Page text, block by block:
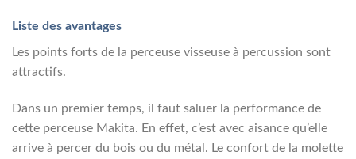
Liste des avantages
Les points forts de la perceuse visseuse à percussion sont
attractifs.
Dans un premier temps, il faut saluer la performance de
cette perceuse Makita. En effet, c’est avec aisance qu’elle
arrive à percer du bois ou du métal. Le confort de la molette